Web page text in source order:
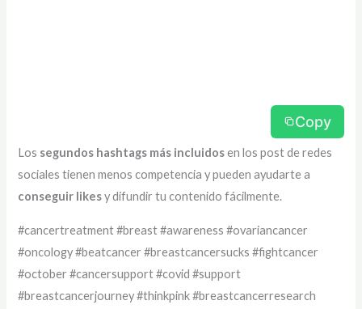
Copy
Los segundos hashtags más incluidosen los post de redes
sociales tienen menos competencia y pueden ayudarte a
conseguir likesy difundir tu contenido fácilmente.
#cancertreatment #breast #awareness #ovariancancer
#oncology #beatcancer #breastcancersucks #fightcancer
#october #cancersupport #covid #support
#breastcancerjourney #thinkpink #breastcancerresearch